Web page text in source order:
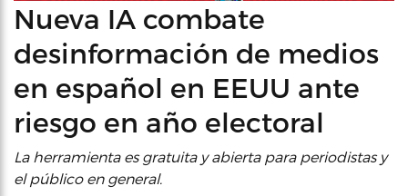
Nueva IA combate
desinformación de medios
en español en EEUU ante
riesgo en año electoral
La herramienta es gratuita y abierta para periodistas y
el público en general.